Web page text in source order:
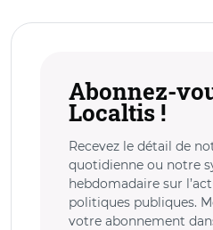
Abonnez-
Localtis !
Recevez le détail de
quotidienne ou notre
hebdomadaire sur
politiques publiques.
votre abonnement